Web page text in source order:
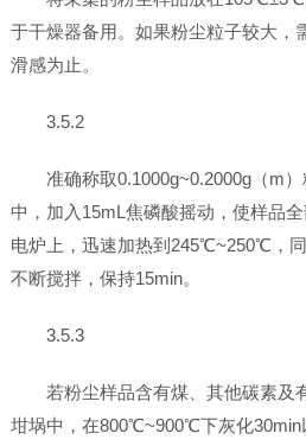
于干燥器备用。如果粉尘粒子较大，
滑感为止。
3.5.2
准确称取0.1000g~0.2000g（m
中，加入15mL焦磷酸摇动，使样品
电炉上，迅速加热到245℃~250℃，
不断搅拌，保持15min。
3.5.3
若粉尘样品含有煤、其他碳素及
坩埚中，在800℃~900℃下灰化30min